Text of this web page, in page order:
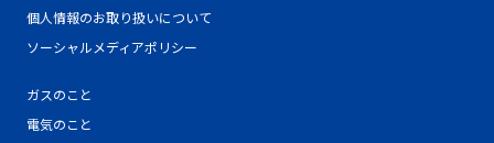
個人情報のお取り扱いについて
ソーシャルメディアポリシー
ガスのこと
電気のこと